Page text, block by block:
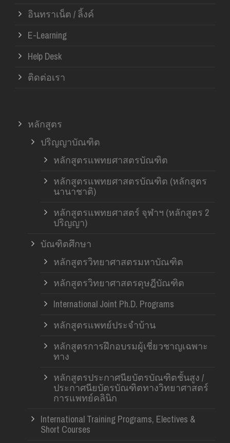
อินทราเน็ต / ลิ้งค์
E-Learning
Help Desk
ติดต่อเรา
หลักสูตร
ปริญญาบัณฑิต
หลักสูตรแพทยศาสตรบัณฑิต
หลักสูตรแพทยศาสตรบัณฑิต (หลักสูตร
นานาชาติ)
หลักสูตรแพทยศาสตร์ จุฬาฯ (หลักสูตร 2
ปริญญา)
บัณฑิตศึกษา
หลักสูตรวิทยาศาสตรมหาบัณฑิต
หลักสูตรวิทยาศาสตรดุษฎีบัณฑิต
International Joint Ph.D. Programs
หลักสูตรแพทย์ประจำบ้าน
หลักสูตรการฝึกอบรมผู้เชี่ยวชาญเฉพาะ
ทาง
หลักสูตรประกาศนียบัตรบัณฑิตชั้นสูง /
ประกาศนียบัตรบัณฑิตทางวิทยาศาสตร์
การแพทย์คลินิก
International Training Programs, Electives &
Short Courses